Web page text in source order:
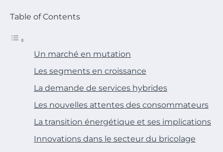
Table of Contents
Un marché en mutation
Les segments en croissance
La demande de services hybrides
Les nouvelles attentes des consommateurs
La transition énergétique et ses implications
Innovations dans le secteur du bricolage